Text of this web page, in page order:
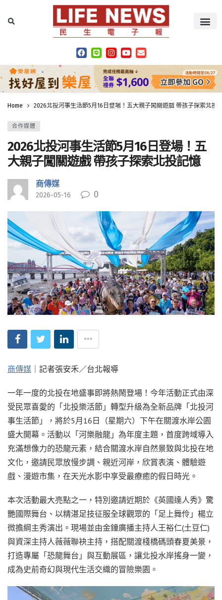
Home 2026北投河事生活節5月16日登場！五大親子闖關遊戲 帶孩子探索北投
合作媒體
2026北投河事生活節5月16日登場！五
大親子闖關遊戲 帶孩子探索北投記憶
商傳媒
2026-05-16 0
商傳媒 ｜記者張安禾／台北報導
一年一度的北投在地盛事即將熱鬧登場！今年活動正式由深
受民眾喜愛的「北投樂活節」轉型升級為全新品牌「北投河
事生活節」，將於5月16日（星期六）下午在關渡水岸公園
盛大開幕。活動以「河樂融龍」為年度主題，首度跨域導入
充滿想像力的恐龍元素，結合關渡水岸自然景致與北投在地
文化，邀請民眾放慢步調、親近河岸，欣賞表演、體驗遊
戲、漫遊市集，在天光水影中享受最療癒的假日時光。
本次活動最大亮點之一，特別邀請近期於《英國達人秀》驚
艷國際舞台、以精湛足技征服全球觀眾的「足上舞伶」楊立
微擔綱主秀演出。現場並由金鐘廣播主持人王裕仁(土豆仁)
與資深主持人薇薇聯袂主持，搭配關渡棧橋碼頭春夏美景，
打造專屬「恐龍舞台」與互動展區，讓北投水岸搖身一變，
成為史前奇幻與現代生活交織的冒險樂園。